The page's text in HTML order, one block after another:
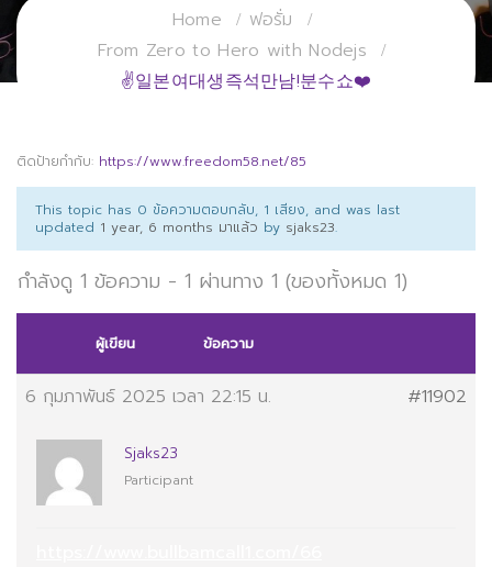
Home
ฟอรั่ม
From Zero to Hero with Nodejs
✌일본여대생즉석만남!분수쇼❤️
ติดป้ายกำกับ: https://www.freedom58.net/85
This topic has 0 ข้อความตอบกลับ, 1 เสียง, and was last
updated 1 year, 6 months มาแล้ว by sjaks23.
กำลังดู 1 ข้อความ - 1 ผ่านทาง 1 (ของทั้งหมด 1)
ผู้เขียน ข้อความ
6 กุมภาพันธ์ 2025 เวลา 22:15 น. #11902
Sjaks23
Participant